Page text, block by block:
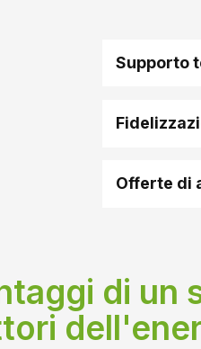
Supporto
Offerte di
di un